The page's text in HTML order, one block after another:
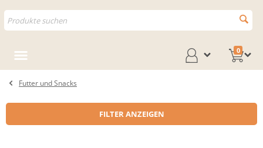
0
Futter und Snacks
FILTER ANZEIGEN